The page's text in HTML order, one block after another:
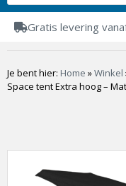
Gratis levering
Je bent hier: Home »Winkel
Space tent Extra hoog –